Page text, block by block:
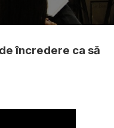
încredere ca să